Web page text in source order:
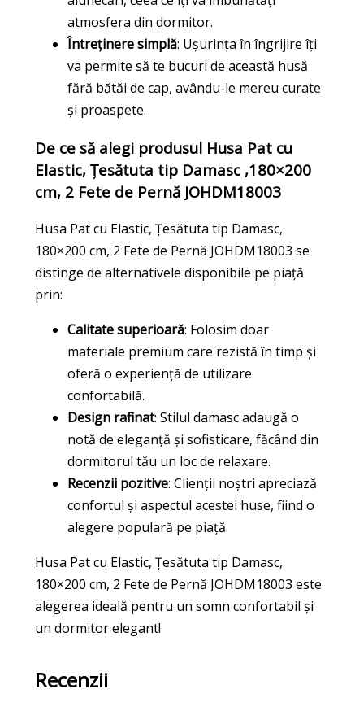
atmosfera din dormitor.
Întreținere simplă: Ușurința în îngrijire îți
va permite să te bucuri de această husă
fără bătăi de cap, avându-le mereu curate
și proaspete.
De ce să alegi produsul Husa Pat cu
Elastic, Țesătuta tip Damasc ,180×200
cm, 2 Fete de Pernă JOHDM18003
Husa Pat cu Elastic, Țesătuta tip Damasc,
180×200 cm, 2 Fete de Pernă JOHDM18003 se
distinge de alternativele disponibile pe piață
prin:
Calitate superioară: Folosim doar
materiale premium care rezistă în timp și
oferă o experiență de utilizare
confortabilă.
Design rafinat: Stilul damasc adaugă o
notă de eleganță și sofisticare, făcând din
dormitorul tău un loc de relaxare.
Recenzii pozitive: Clienții noștri apreciază
confortul și aspectul acestei huse, fiind o
alegere populară pe piață.
Husa Pat cu Elastic, Țesătuta tip Damasc,
180×200 cm, 2 Fete de Pernă JOHDM18003 este
alegerea ideală pentru un somn confortabil și
un dormitor elegant!
Recenzii